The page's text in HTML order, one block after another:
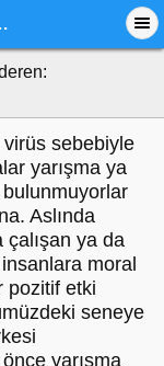
Çekilişler
sebebiyle
yarışma ya
Aslında
ya da
moral
pozitif etki
seneye
yarışma